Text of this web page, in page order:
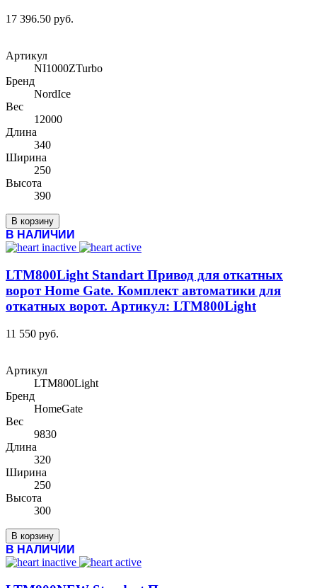
17 396.50 руб.
Артикул
NI1000ZTurbo
Бренд
NordIce
Вес
12000
Длина
340
Ширина
250
Высота
390
В корзину
В НАЛИЧИИ
LTM800Light Standart Привод для откатных
ворот Home Gate. Комплект автоматики для
откатных ворот. Артикул: LTM800Light
11 550 руб.
Артикул
LTM800Light
Бренд
HomeGate
Вес
9830
Длина
320
Ширина
250
Высота
300
В корзину
В НАЛИЧИИ